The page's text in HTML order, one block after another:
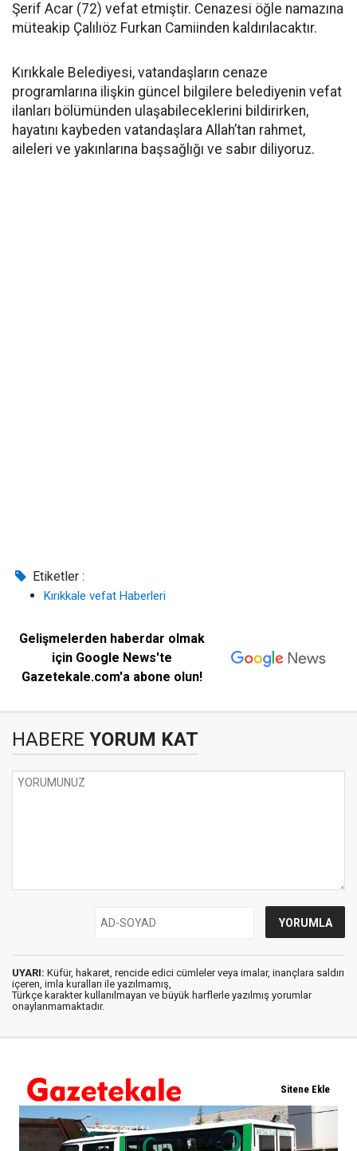
Şerif Acar (72) vefat etmiştir. Cenazesi öğle namazına
müteakip Çalılıöz Furkan Camiinden kaldırılacaktır.
Kırıkkale Belediyesi, vatandaşların cenaze
programlarına ilişkin güncel bilgilere belediyenin vefat
ilanları bölümünden ulaşabileceklerini bildirirken,
hayatını kaybeden vatandaşlara Allah’tan rahmet,
aileleri ve yakınlarına başsağlığı ve sabır diliyoruz.
Etiketler :
Kırıkkale vefat Haberleri
Gelişmelerden haberdar olmak
için Google News'te
Gazetekale.com'a abone olun!
HABERE YORUM KAT
UYARI: Küfür, hakaret, rencide edici cümleler veya imalar, inançlara saldırı
içeren, imla kuralları ile yazılmamış,
Türkçe karakter kullanılmayan ve büyük harflerle yazılmış yorumlar
onaylanmamaktadır.